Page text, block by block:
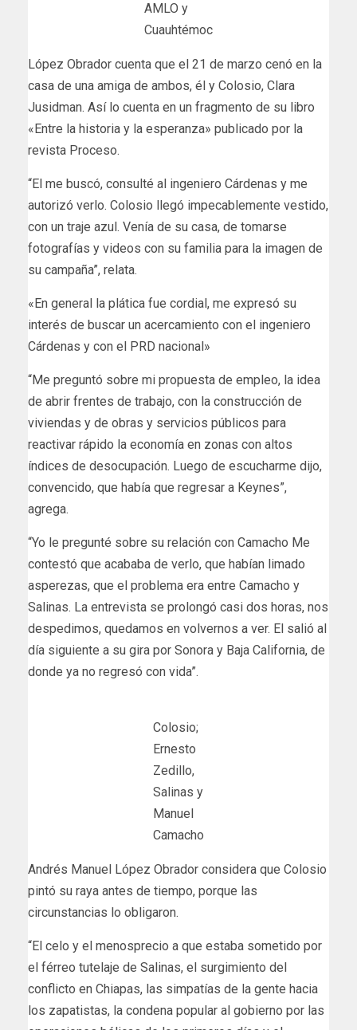
AMLO y
Cuauhtémoc
López Obrador cuenta que el 21 de marzo cenó en la
casa de una amiga de ambos, él y Colosio, Clara
Jusidman. Así lo cuenta en un fragmento de su libro
«Entre la historia y la esperanza» publicado por la
revista Proceso.
“El me buscó, consulté al ingeniero Cárdenas y me
autorizó verlo. Colosio llegó impecablemente vestido,
con un traje azul. Venía de su casa, de tomarse
fotografías y videos con su familia para la imagen de
su campaña”, relata.
«En general la plática fue cordial, me expresó su
interés de buscar un acercamiento con el ingeniero
Cárdenas y con el PRD nacional»
“Me preguntó sobre mi propuesta de empleo, la idea
de abrir frentes de trabajo, con la construcción de
viviendas y de obras y servicios públicos para
reactivar rápido la economía en zonas con altos
índices de desocupación. Luego de escucharme dijo,
convencido, que había que regresar a Keynes”,
agrega.
“Yo le pregunté sobre su relación con Camacho Me
contestó que acababa de verlo, que habían limado
asperezas, que el problema era entre Camacho y
Salinas. La entrevista se prolongó casi dos horas, nos
despedimos, quedamos en volvernos a ver. El salió al
día siguiente a su gira por Sonora y Baja California, de
donde ya no regresó con vida”.
Colosio;
Ernesto
Zedillo,
Salinas y
Manuel
Camacho
Andrés Manuel López Obrador considera que Colosio
pintó su raya antes de tiempo, porque las
circunstancias lo obligaron.
“El celo y el menosprecio a que estaba sometido por
el férreo tutelaje de Salinas, el surgimiento del
conflicto en Chiapas, las simpatías de la gente hacia
los zapatistas, la condena popular al gobierno por las